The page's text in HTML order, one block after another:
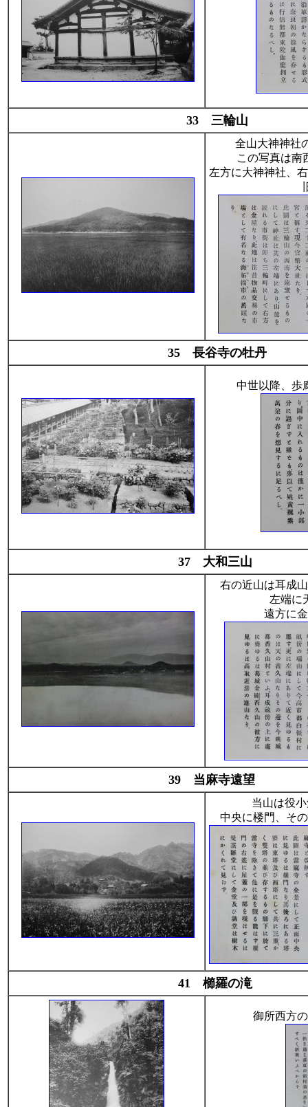
33 三輪山
全山大神神社
この写真は南
左方に大神神社、
35 長谷寺の牡丹
中世以降、歩
37 大和三山
右の近山は耳成
左端に
遠方に
39 当麻寺遠望
当山は役
中央に楼門、そ
41 櫛羅の滝
御所西方